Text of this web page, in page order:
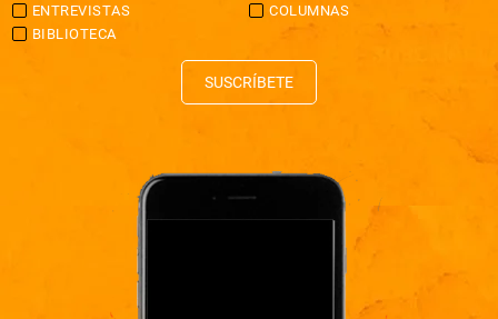
ENTREVISTAS
COLUMNAS
BIBLIOTECA
SUSCRÍBETE